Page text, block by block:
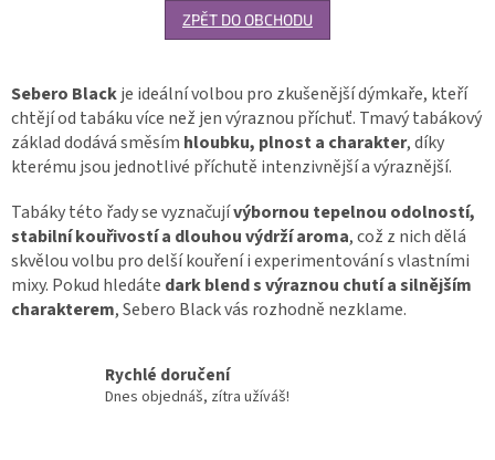
ZPĚT DO OBCHODU
Sebero Blackje ideální volbou pro zkušenější dýmkaře, kteří
chtějí od tabáku více než jen výraznou příchuť. Tmavý tabákový
základ dodává směsím hloubku, plnost a charakter, díky
kterému jsou jednotlivé příchutě intenzivnější a výraznější.
Tabáky této řady se vyznačujívýbornou tepelnou odolností,
stabilní kouřivostí a dlouhou výdrží aroma, což z nich dělá
skvělou volbu pro delší kouření i experimentování s vlastními
mixy. Pokud hledáte dark blend s výraznou chutí a silnějším
charakterem, Sebero Black vás rozhodně nezklame.
Rychlé doručení
Dnes objednáš, zítra užíváš!